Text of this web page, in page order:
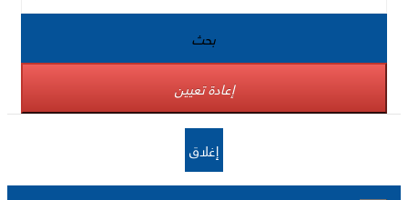
بحث
إعادة تعيين
إغلاق